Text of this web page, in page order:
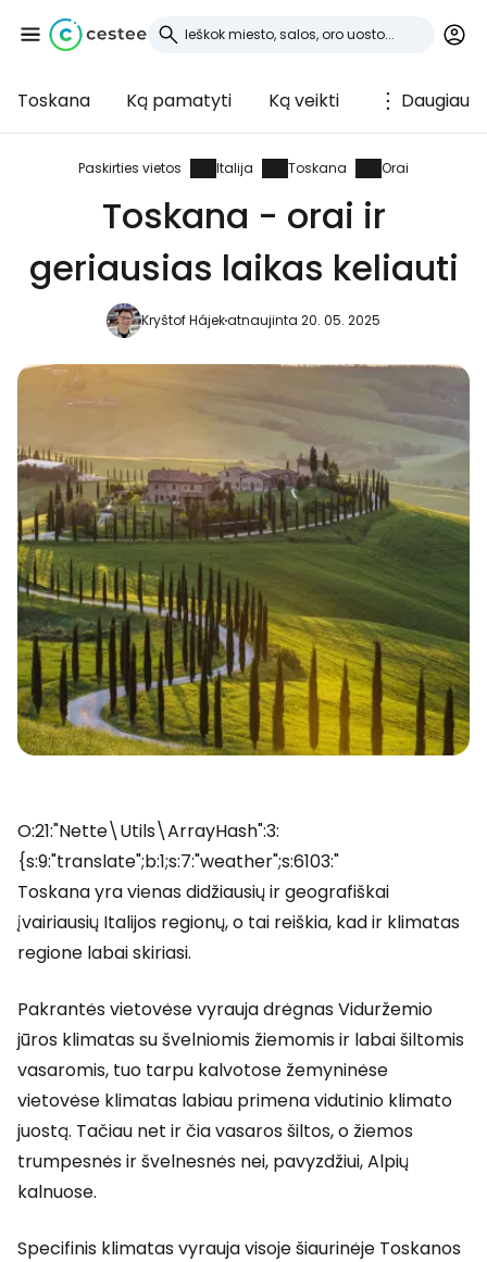
Toskana Ką pamatyti Ką veikti Daugiau
Paskirties vietos Italija Toskana Orai
Toskana - orai ir
geriausias laikas keliauti
Kryštof Hájekatnaujinta 20. 05. 2025
O:21:"Nette\Utils\ArrayHash":3:
{s:9:"translate";b:1;s:7:"weather";s:6103:"
Toskana yra vienas didžiausių ir geografiškai
įvairiausių Italijos regionų, o tai reiškia, kad ir klimatas
regione labai skiriasi.
Pakrantės vietovėse vyrauja drėgnas Viduržemio
jūros klimatas su švelniomis žiemomis ir labai šiltomis
vasaromis, tuo tarpu kalvotose žemyninėse
vietovėse klimatas labiau primena vidutinio klimato
juostą. Tačiau net ir čia vasaros šiltos, o žiemos
trumpesnės ir švelnesnės nei, pavyzdžiui, Alpių
kalnuose.
Specifinis klimatas vyrauja visoje šiaurinėje Toskanos
Prisijunkite prie
Cestee
... pasaulinė kelionių bendruomenė
Tęsti el. paštu